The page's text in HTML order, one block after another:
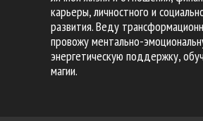
карьеры, личностного и
развития. Веду
провожу ментально-
энергетическую поддержку,
магии.